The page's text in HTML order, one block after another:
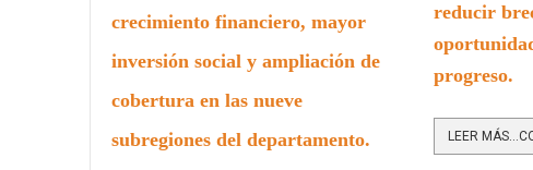
crecimiento financiero, mayor
inversión social y ampliación de
cobertura en las nueve
subregiones del departamento.
reducir
progreso.